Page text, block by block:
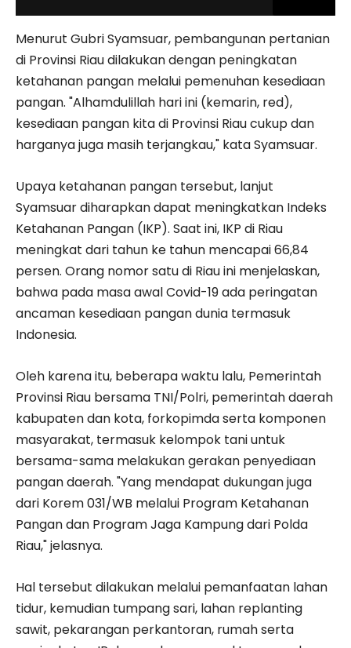
Menurut Gubri Syamsuar, pembangunan pertanian
di Provinsi Riau dilakukan dengan peningkatan
ketahanan pangan melalui pemenuhan kesediaan
pangan. "Alhamdulillah hari ini (kemarin, red),
kesediaan pangan kita di Provinsi Riau cukup dan
harganya juga masih terjangkau," kata Syamsuar.
Upaya ketahanan pangan tersebut, lanjut
Syamsuar diharapkan dapat meningkatkan Indeks
Ketahanan Pangan (IKP). Saat ini, IKP di Riau
meningkat dari tahun ke tahun mencapai 66,84
persen. Orang nomor satu di Riau ini menjelaskan,
bahwa pada masa awal Covid-19 ada peringatan
ancaman kesediaan pangan dunia termasuk
Indonesia.
Oleh karena itu, beberapa waktu lalu, Pemerintah
Provinsi Riau bersama TNI/Polri, pemerintah daerah
kabupaten dan kota, forkopimda serta komponen
masyarakat, termasuk kelompok tani untuk
bersama-sama melakukan gerakan penyediaan
pangan daerah. "Yang mendapat dukungan juga
dari Korem 031/WB melalui Program Ketahanan
Pangan dan Program Jaga Kampung dari Polda
Riau," jelasnya.
Hal tersebut dilakukan melalui pemanfaatan lahan
tidur, kemudian tumpang sari, lahan replanting
sawit, pekarangan perkantoran, rumah serta